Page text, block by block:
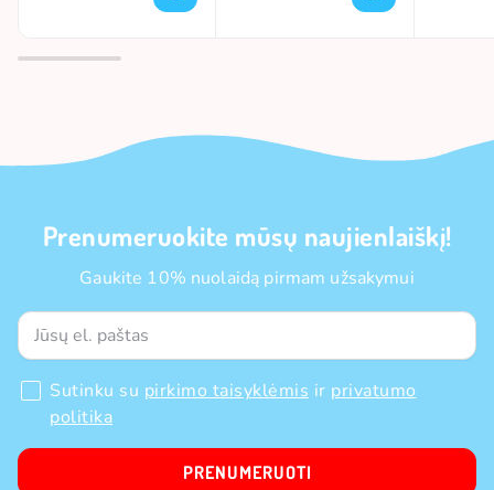
Prenumeruokite mūsų naujienlaiškį!
Gaukite 10% nuolaidą pirmam užsakymui
Sutinku su pirkimo taisyklėmis ir privatumo
politika
PRENUMERUOTI